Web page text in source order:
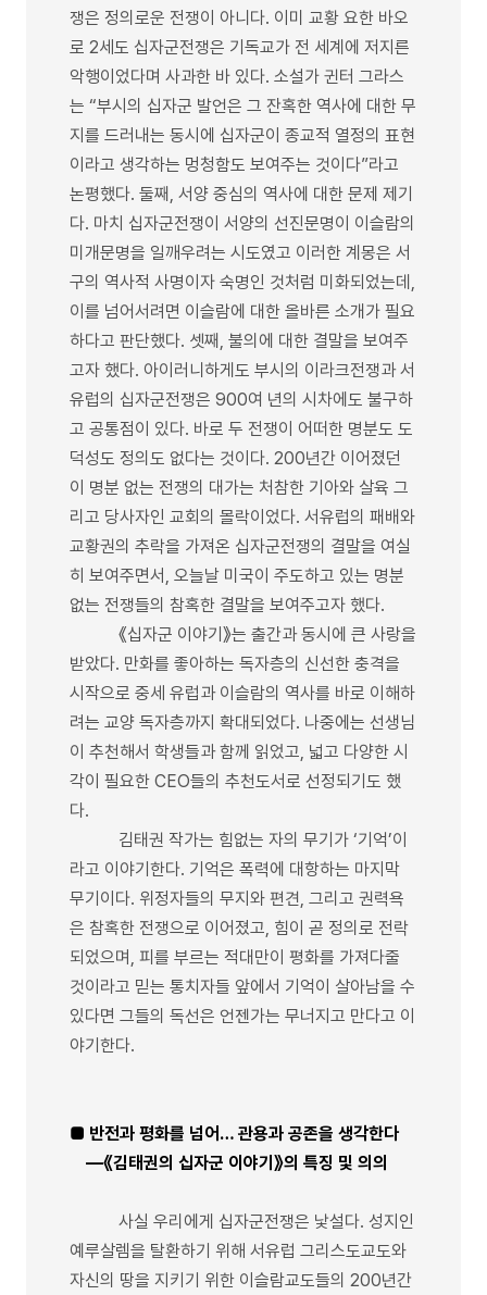
쟁은 정의로운 전쟁이 아니다. 이미 교황 요한 바오
로 2세도 십자군전쟁은 기독교가 전 세계에 저지른
악행이었다며 사과한 바 있다. 소설가 귄터 그라스
는 “부시의 십자군 발언은 그 잔혹한 역사에 대한 무
지를 드러내는 동시에 십자군이 종교적 열정의 표현
이라고 생각하는 멍청함도 보여주는 것이다”라고
논평했다. 둘째, 서양 중심의 역사에 대한 문제 제기
다. 마치 십자군전쟁이 서양의 선진문명이 이슬람의
미개문명을 일깨우려는 시도였고 이러한 계몽은 서
구의 역사적 사명이자 숙명인 것처럼 미화되었는데,
이를 넘어서려면 이슬람에 대한 올바른 소개가 필요
하다고 판단했다. 셋째, 불의에 대한 결말을 보여주
고자 했다. 아이러니하게도 부시의 이라크전쟁과 서
유럽의 십자군전쟁은 900여 년의 시차에도 불구하
고 공통점이 있다. 바로 두 전쟁이 어떠한 명분도 도
덕성도 정의도 없다는 것이다. 200년간 이어졌던
이 명분 없는 전쟁의 대가는 처참한 기아와 살육 그
리고 당사자인 교회의 몰락이었다. 서유럽의 패배와
교황권의 추락을 가져온 십자군전쟁의 결말을 여실
히 보여주면서, 오늘날 미국이 주도하고 있는 명분
없는 전쟁들의 참혹한 결말을 보여주고자 했다.
《십자군 이야기》는 출간과 동시에 큰 사랑을
받았다. 만화를 좋아하는 독자층의 신선한 충격을
시작으로 중세 유럽과 이슬람의 역사를 바로 이해하
려는 교양 독자층까지 확대되었다. 나중에는 선생님
이 추천해서 학생들과 함께 읽었고, 넓고 다양한 시
각이 필요한 CEO들의 추천도서로 선정되기도 했
다.
김태권 작가는 힘없는 자의 무기가 ‘기억’이
라고 이야기한다. 기억은 폭력에 대항하는 마지막
무기이다. 위정자들의 무지와 편견, 그리고 권력욕
은 참혹한 전쟁으로 이어졌고, 힘이 곧 정의로 전락
되었으며, 피를 부르는 적대만이 평화를 가져다줄
것이라고 믿는 통치자들 앞에서 기억이 살아남을 수
있다면 그들의 독선은 언젠가는 무너지고 만다고 이
야기한다.
■ 반전과 평화를 넘어… 관용과 공존을 생각한다
―《김태권의 십자군 이야기》의 특징 및 의의
사실 우리에게 십자군전쟁은 낯설다. 성지인
예루살렘을 탈환하기 위해 서유럽 그리스도교도와
자신의 땅을 지키기 위한 이슬람교도들의 200년간